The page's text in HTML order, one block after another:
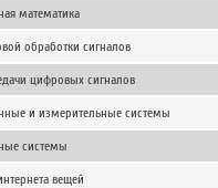
математика
обработки сигналов
цифровых сигналов
и измерительные системы
системы
вещей